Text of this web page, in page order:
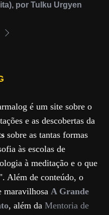
por Tulku Urgyen
é um site sobre o
e as descobertas da
sobre as tantas formas
às escolas de
à meditação e o que
Além de conteúdo, o
maravilhosa A Grande
, além da Mentoria de